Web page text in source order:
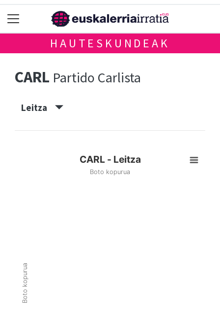
HAUTESKUNDEAK
CARL Partido Carlista
Leitza
Boto kopurua
CARL - Leitza
Boto kopurua